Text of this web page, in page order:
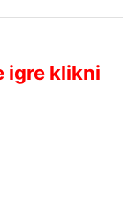
igre klikni